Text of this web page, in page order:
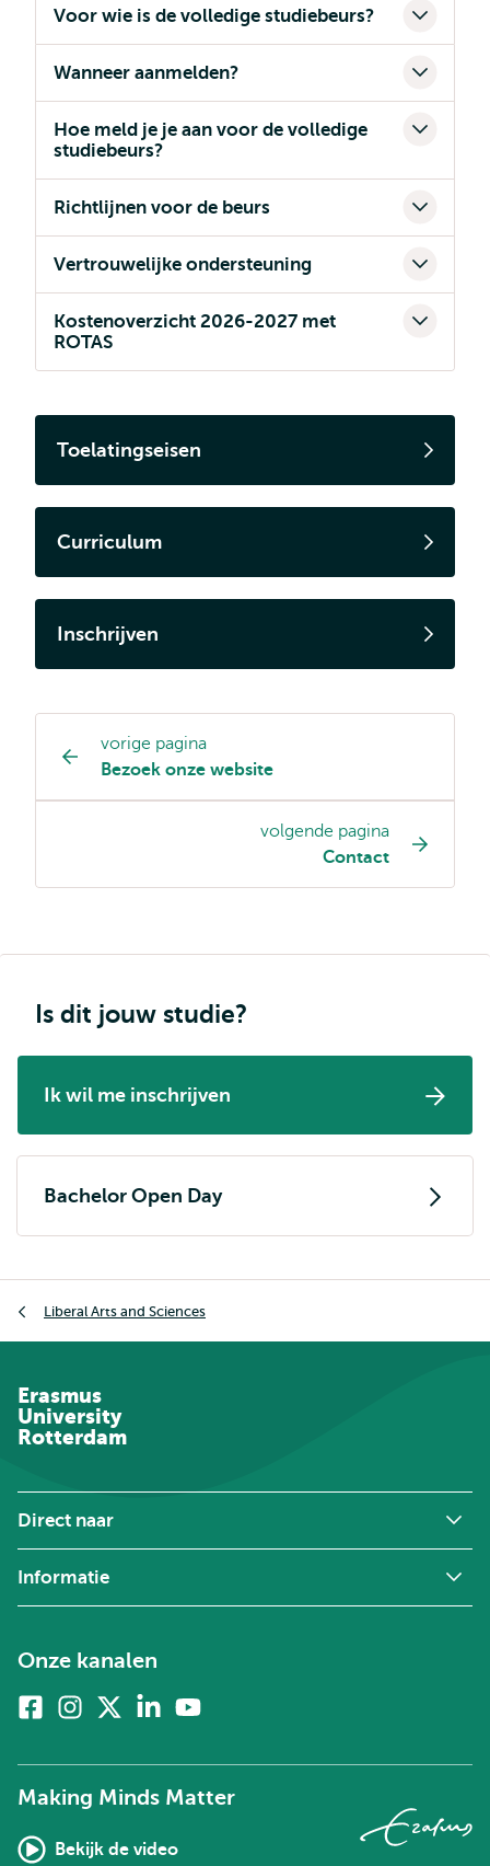
Voor wie is de volledige studiebeurs?
Wanneer aanmelden?
Hoe meld je je aan voor de volledige
studiebeurs?
Richtlijnen voor de beurs
Vertrouwelijke ondersteuning
Kostenoverzicht 2026-2027 met
ROTAS
Toelatingseisen
Curriculum
Inschrijven
Opleiding
pagina
navigatie
vorige pagina
Bezoek onze website
volgende pagina
Contact
Is dit jouw studie?
Ik wil me inschrijven
Bachelor Open Day
Liberal Arts and Sciences
Erasmus
University
Rotterdam
Direct naar
Informatie
Onze kanalen
FacebookInstagram
twitter)
Linkedin
Making Minds Matter
Bekijk de video